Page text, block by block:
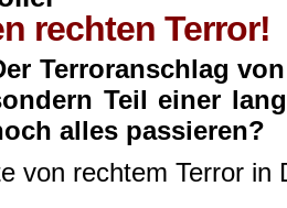
rechten Terror!
Terroranschlag
Teil einer
alles passieren?
von rechtem Terror in